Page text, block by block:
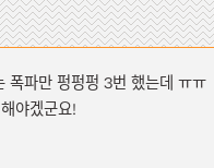
폭파만 펑펑펑 3번 했는데 ㅠㅠ
야겠군요!